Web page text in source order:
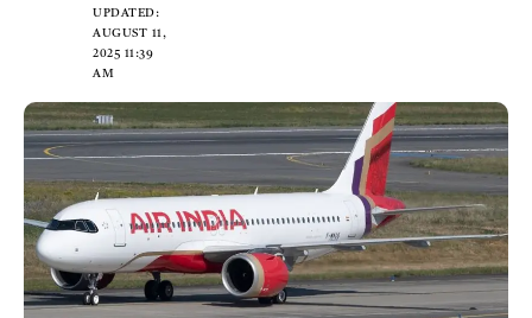
UPDATED:
AUGUST 11,
2025 11:39
AM